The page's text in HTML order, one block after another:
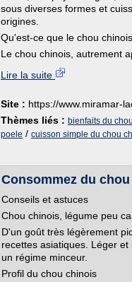
sous diverses formes et
origines.
Qu'est-ce que le chou
Le chou chinois, autrement
Lire la suite
Site : https://www.miramar-
Thèmes liés : bienfaits du
poele / cuisson simple du chou
Consommez du
Conseils et astuces
Chou chinois, légume peu
D'un goût très légèrement
recettes asiatiques. Léger
un régime minceur.
Profil du chou chinois